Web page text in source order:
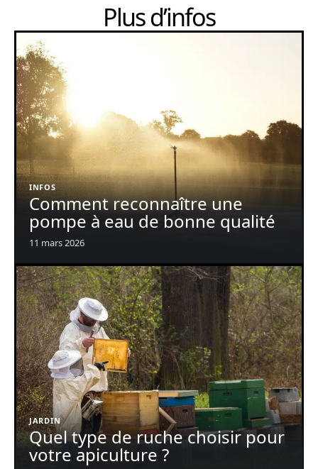
Plus d’infos
INFOS
Comment reconnaître une
pompe à eau de bonne qualité
11 mars 2026
JARDIN
Quel type de ruche choisir pour
votre apiculture ?